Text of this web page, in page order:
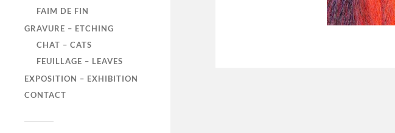
FAIM DE FIN
GRAVURE – ETCHING
CHAT – CATS
FEUILLAGE – LEAVES
EXPOSITION – EXHIBITION
CONTACT